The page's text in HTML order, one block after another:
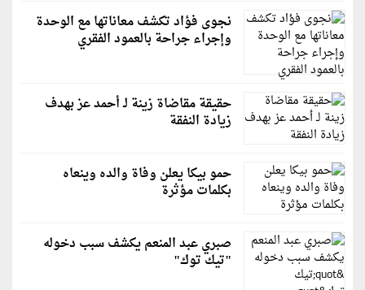
نجوى فؤاد تكشف معاناتها مع الوحدة
وإجراء جراحة بالعمود الفقري
حقيقة مقاضاة زينة لـ أحمد عز بهدف
زيادة النفقة
حمو بيكا يعلن وفاة والده وينعاه
بكلمات مؤثرة
صبري عبد المنعم يكشف سبب دخوله
"تيك توك"